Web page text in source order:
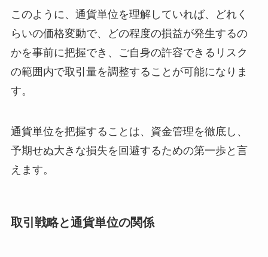
このように、通貨単位を理解していれば、どれく
らいの価格変動で、どの程度の損益が発生するの
かを事前に把握でき、ご自身の許容できるリスク
の範囲内で取引量を調整することが可能になりま
す。
通貨単位を把握することは、資金管理を徹底し、
予期せぬ大きな損失を回避するための第一歩と言
えます。
取引戦略と通貨単位の関係